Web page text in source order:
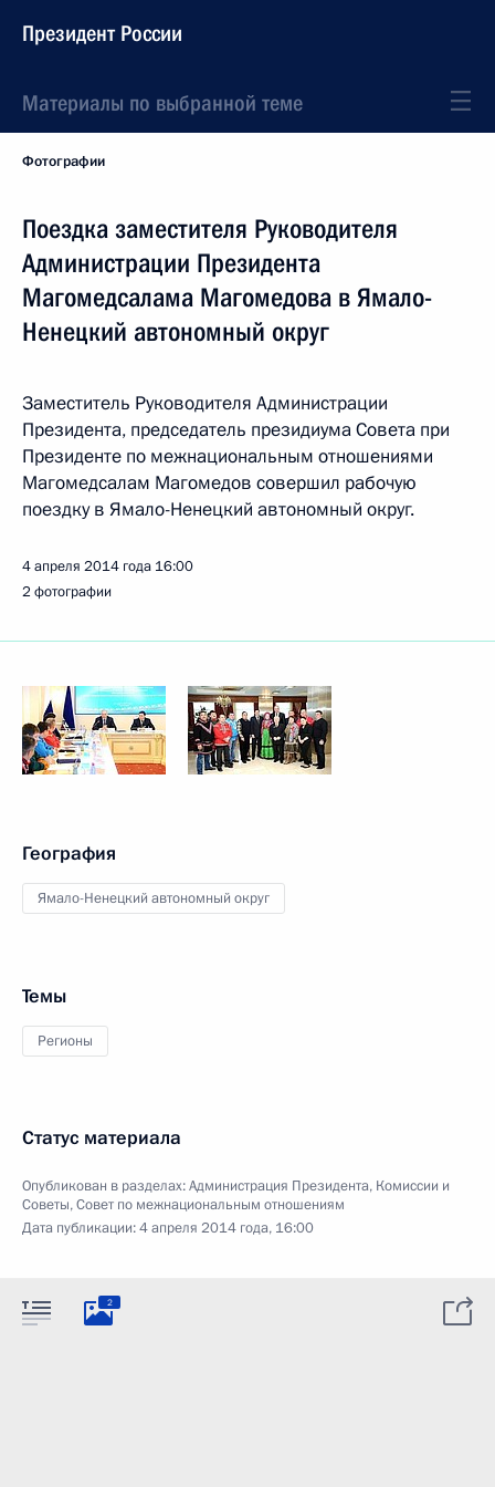
Президент России
Материалы по выбранной теме
Фотографии
Поездка заместителя Руководителя
Администрации Президента
Магомедсалама Магомедова в Ямало-
Ненецкий автономный округ
Заместитель Руководителя Администрации
Президента, председатель президиума Совета при
Президенте по межнациональным отношениями
Магомедсалам Магомедов совершил рабочую
поездку в Ямало-Ненецкий автономный округ.
4 апреля 2014 года 16:00
2 фотографии
География
Ямало-Ненецкий автономный округ
Темы
Регионы
Статус материала
Опубликован в разделах:Администрация Президента, Комиссии и
Советы,Совет по межнациональным отношениям
Дата публикации:4 апреля 2014 года, 16:00
2